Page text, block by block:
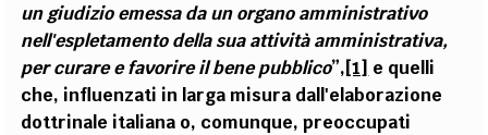
un giudizio emessa da un organo amministrativo
nell'espletamento della sua attività amministrativa,
per curare e favorire il bene pubblico”,[1] e quelli
che, influenzati in larga misura dall'elaborazione
dottrinale italiana o, comunque, preoccupati